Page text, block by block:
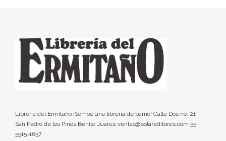
Librería del Ermitaño ¡Somos una librería de barrio! Calle Dos no. 21
San Pedro de los Pinos Benito Juárez ventas@solareditores.com 55-
5515-1657